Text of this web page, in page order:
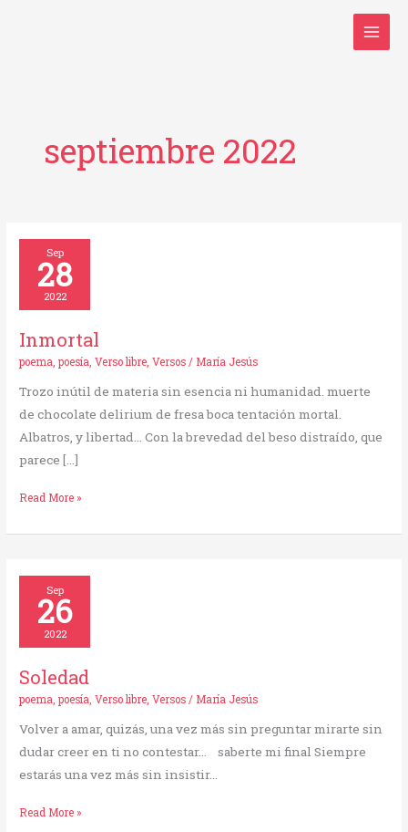
septiembre 2022
Sep
28
2022
Inmortal
poema,poesía,Verso libre,Versos / María Jesús
Trozo inútil de materia sin esencia ni humanidad. muerte
de chocolate delirium de fresa boca tentación mortal.
Albatros, y libertad… Con la brevedad del beso distraído, que
parece […]
Inmortal
Read More »
Sep
26
2022
Soledad
poema,poesía,Verso libre,Versos / María Jesús
Volver a amar, quizás, una vez más sin preguntar mirarte sin
dudar creer en ti no contestar… saberte mi final Siempre
estarás una vez más sin insistir…
Soledad
Read More »